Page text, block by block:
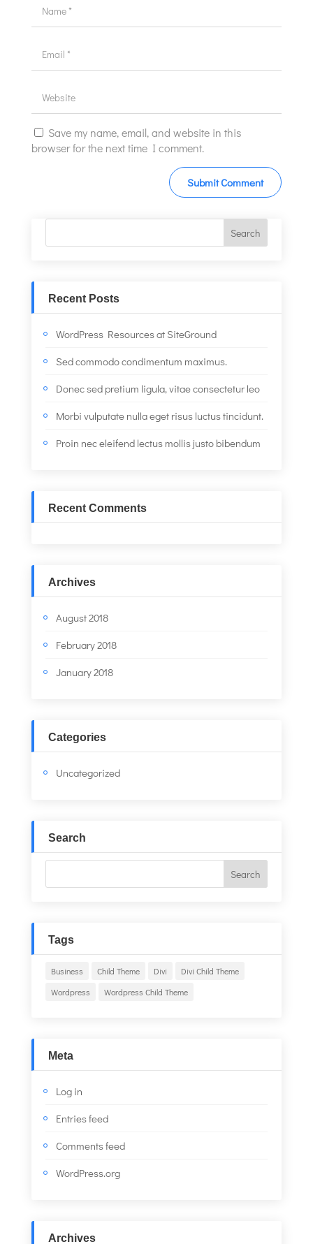
Save my name, email, and website in this
browser for the next time I comment.
Recent Posts
WordPress Resources at SiteGround
Sed commodo condimentum maximus.
Donec sed pretium ligula, vitae consectetur leo
Morbi vulputate nulla eget risus luctus tincidunt.
Proin nec eleifend lectus mollis justo bibendum
Recent Comments
Archives
August 2018
February 2018
January 2018
Categories
Uncategorized
Search
Tags
Business Child Theme Divi
Divi Child Theme
Wordpress
Wordpress Child Theme
Meta
Log in
Entries feed
Comments feed
WordPress.org
Archives